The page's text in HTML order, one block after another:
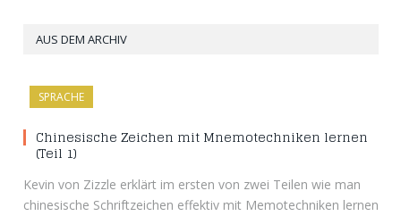
AUS DEM ARCHIV
SPRACHE
Chinesische Zeichen mit Mnemotechniken lernen
(Teil 1)
Kevin von Zizzle erklärt im ersten von zwei Teilen wie man
chinesische Schriftzeichen effektiv mit Memotechniken lernen